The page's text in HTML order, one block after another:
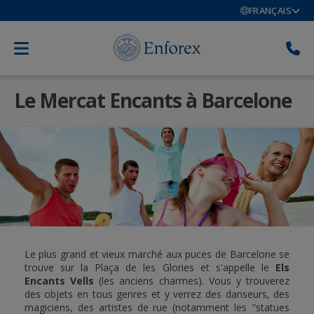
FRANÇAIS
Le Mercat Encants à Barcelone
Le plus grand et vieux marché aux puces de Barcelone se
trouve sur la Plaça de les Glories et s'appelle le Els
Encants Vells (les anciens charmes). Vous y trouverez
des objets en tous genres et y verrez des danseurs, des
magiciens, des artistes de rue (notamment les "statues